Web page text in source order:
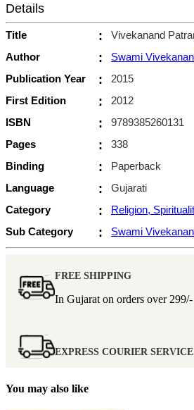
Details
Title :
Vivekanand
Author
:
Swami
Publication Year
:
2015
First Edition
:
2012
ISBN
:
9789385260131
Pages
:
338
Binding
:
Paperback
Language
:
Gujarati
Category
:
Religion,
Sub Category
: Swami
FREE SHIPPING
In Gujarat on orders over 299/-
EXPRESS COURIER SERVICE
You may also like